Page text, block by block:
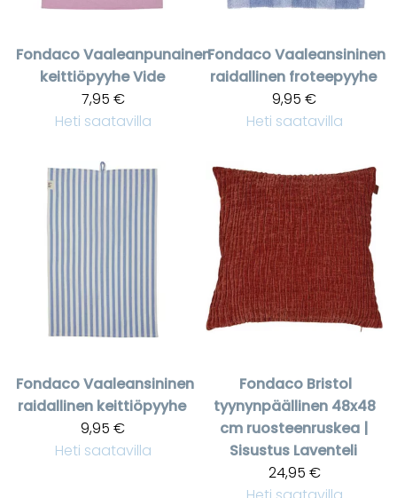
FondacoVaaleanpunainen
keittiöpyyhe Vide
7,95 €
Heti saatavilla
FondacoVaaleansininen
raidallinen froteepyyhe
9,95 €
Heti saatavilla
FondacoVaaleansininen
raidallinen keittiöpyyhe
9,95 €
Heti saatavilla
Fondaco Bristol
tyynynpäällinen 48x48
cm ruosteenruskea |
Sisustus Laventeli
24,95 €